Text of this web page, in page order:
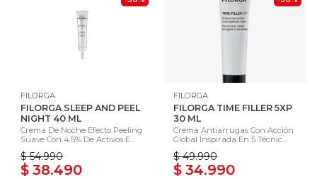
FILORGA
FILORGA SLEEP AND PEEL
NIGHT 40 ML
Crema De Noche Efecto Peeling
Suave Con 4.5% De Activos E...
$ 54.990
$ 38.490
FILORGA
FILORGA TIME FILLER 5XP
30 ML
Crema Antiarrugas Con Acción
Global Inspirada En 5 Técnic...
$ 49.990
$ 34.990